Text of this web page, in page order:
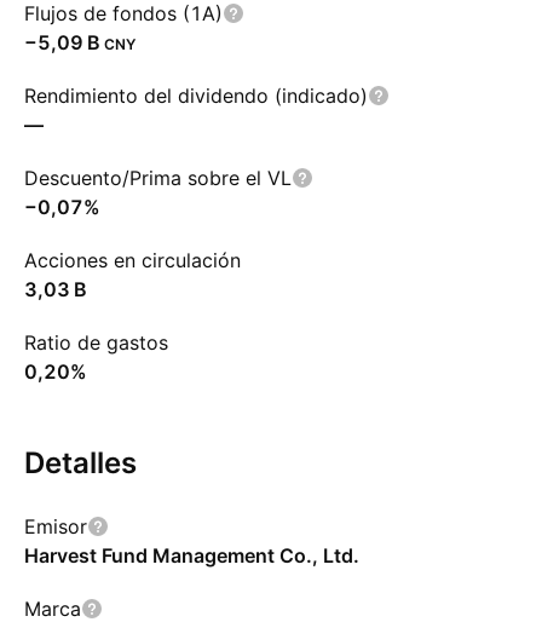
Flujos de fondos (1A)
‪−5,09 B‬ CNY
Rendimiento del dividendo (indicado)
—
Descuento/Prima sobre el VL
−0,07%
Acciones en circulación
‪3,03 B‬
Ratio de gastos
0,20%
Detalles
Emisor
Harvest Fund Management Co., Ltd.
Marca